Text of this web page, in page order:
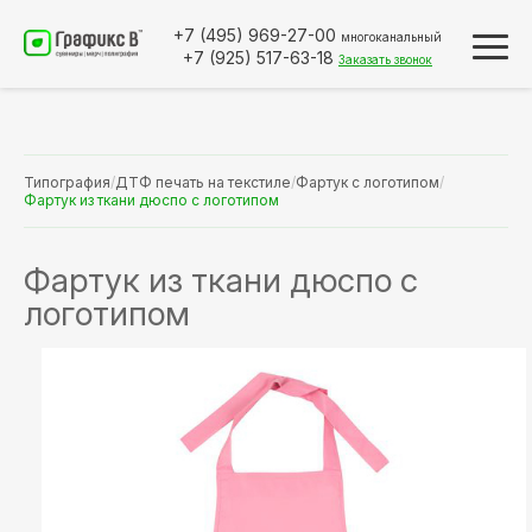
+7 (495) 969-27-00 многоканальный
+7 (925) 517-63-18 Заказать звонок
Типография/ДТФ печать на текстиле/Фартук с логотипом/
Фартук из ткани дюспо с логотипом
Фартук из ткани дюспо с
логотипом